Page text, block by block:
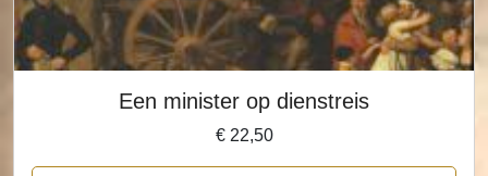
Een minister op dienstreis
€22,50